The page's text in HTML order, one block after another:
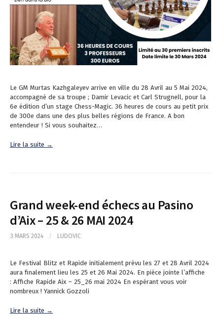
Le GM Murtas Kazhgaleyev arrive en ville du 28 Avril au 5 Mai 2024,
accompagné de sa troupe ; Damir Levacic et Carl Strugnell, pour la
6e édition d’un stage Chess-Magic. 36 heures de cours au petit prix
de 300e dans une des plus belles régions de France. A bon
entendeur ! Si vous souhaitez…
Lire la suite →
Grand week-end échecs au Pasino
d’Aix – 25 & 26 MAI 2024
3 MARS 2024 / LUDOVIC
Le Festival Blitz et Rapide initialement prévu les 27 et 28 Avril 2024
aura finalement lieu les 25 et 26 Mai 2024. En pièce jointe l’affiche
: Affiche Rapide Aix – 25_26 mai 2024 En espérant vous voir
nombreux ! Yannick Gozzoli
Lire la suite →